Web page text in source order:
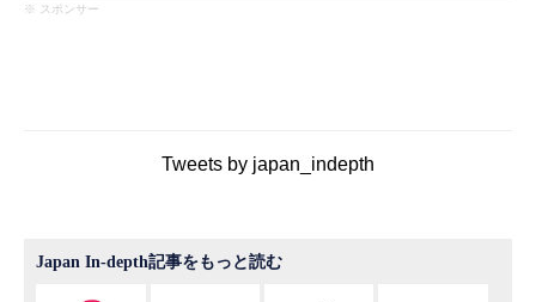
※ スポンサー
Tweets by japan_indepth
Japan In-depth記事をもっと読む